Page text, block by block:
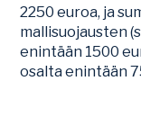
2250 euroa, ja
mallisuojausten
enintään 1500
osalta enintään